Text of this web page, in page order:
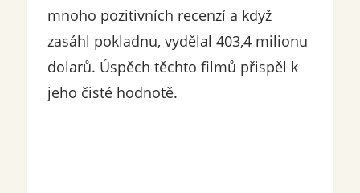
mnoho pozitivních recenzí a když
zasáhl pokladnu, vydělal 403,4 milionu
dolarů. Úspěch těchto filmů přispěl k
jeho čisté hodnotě.